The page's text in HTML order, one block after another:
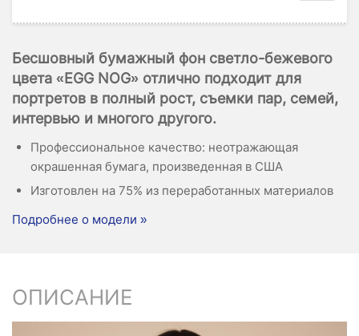
Бесшовный бумажный фон светло-бежевого
цвета «EGG NOG» отлично подходит для
портретов в полный рост, съемки пар, семей,
интервью и многого другого.
Профессиональное качество: неотражающая
окрашенная бумага, произведенная в США
Изготовлен на 75% из переработанных материалов
Подробнее о модели »
ОПИСАНИЕ